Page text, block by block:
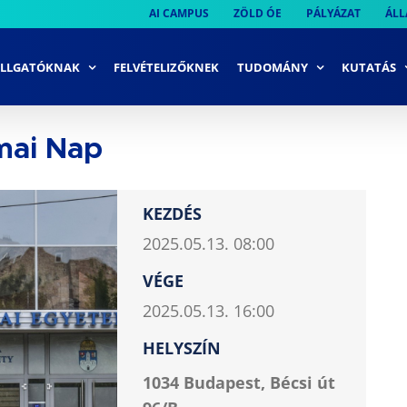
AI CAMPUS ZÖLD ÓE PÁLYÁZAT
FELVÉTELIZŐKNEK TUDOMÁNY KUTATÁS
Nap
KEZDÉS
2025.05.13. 08:00
VÉGE
2025.05.13. 16:00
HELYSZÍN
1034 Budapest, Bécsi út